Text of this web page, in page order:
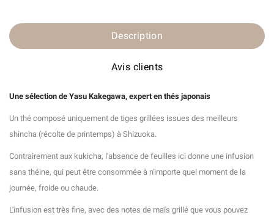
Description
Avis clients
Une sélection de Yasu Kakegawa, expert en thés japonais
Un thé composé uniquement de tiges grillées issues des meilleurs
shincha (récolte de printemps) à Shizuoka.
Contrairement aux kukicha, l'absence de feuilles ici donne une infusion
sans théine, qui peut être consommée à n'importe quel moment de la
journée, froide ou chaude.
L'infusion est très fine, avec des notes de maïs grillé que vous pouvez